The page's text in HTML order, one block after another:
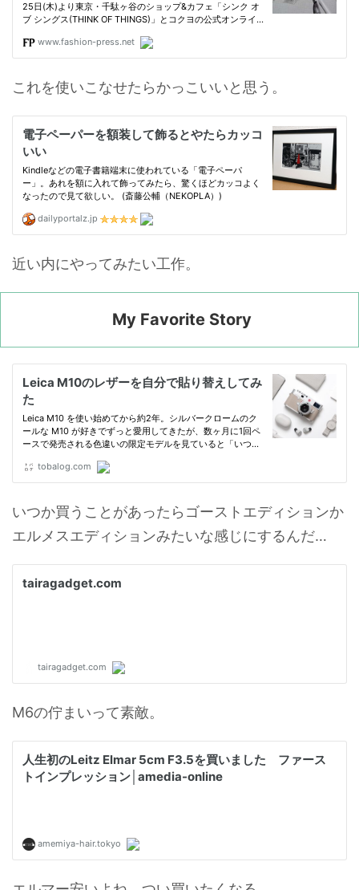
これを使いこなせたらかっこいいと思う。
近い内にやってみたい工作。
My Favorite Story
いつか買うことがあったらゴーストエディションか
エルメスエディションみたいな感じにするんだ…
M6の佇まいって素敵。